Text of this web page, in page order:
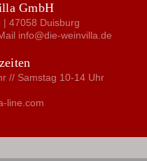
GmbH
47058 Duisburg
info@die-weinvilla.de
// Samstag 10-14 Uhr
line.com